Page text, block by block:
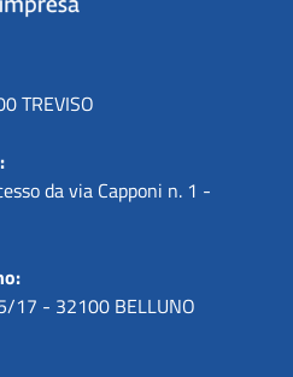
TREVISO
da via Capponi n. 1 -
17 - 32100 BELLUNO